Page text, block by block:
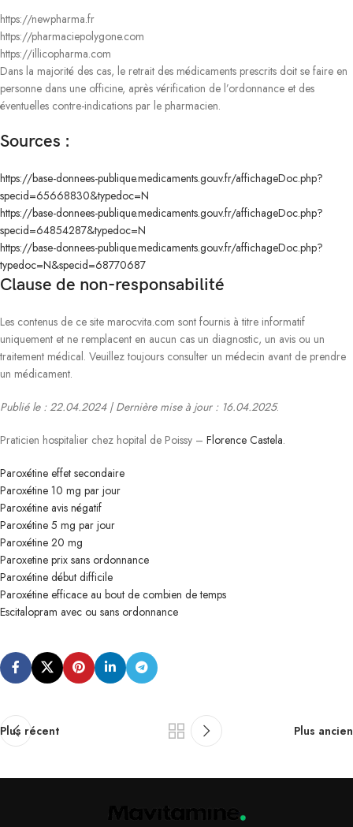
https://newpharma.fr
https://pharmaciepolygone.com
https://illicopharma.com
Dans la majorité des cas, le retrait des médicaments prescrits doit se faire en
personne dans une officine, après vérification de l’ordonnance et des
éventuelles contre-indications par le pharmacien.
Sources :
https://base-donnees-publique.medicaments.gouv.fr/affichageDoc.php?
specid=65668830&typedoc=N
https://base-donnees-publique.medicaments.gouv.fr/affichageDoc.php?
specid=64854287&typedoc=N
https://base-donnees-publique.medicaments.gouv.fr/affichageDoc.php?
typedoc=N&specid=68770687
Clause de non-responsabilité
Les contenus de ce site marocvita.com sont fournis à titre informatif
uniquement et ne remplacent en aucun cas un diagnostic, un avis ou un
traitement médical. Veuillez toujours consulter un médecin avant de prendre
un médicament.
Publié le : 22.04.2024 | Dernière mise à jour : 16.04.2025.
Praticien hospitalier chez hopital de Poissy – Florence Castela.
Paroxétine effet secondaire
Paroxétine 10 mg par jour
Paroxétine avis négatif
Paroxétine 5 mg par jour
Paroxétine 20 mg
Paroxetine prix sans ordonnance
Paroxétine début difficile
Paroxétine efficace au bout de combien de temps
Escitalopram avec ou sans ordonnance
Plus récent Plus ancien